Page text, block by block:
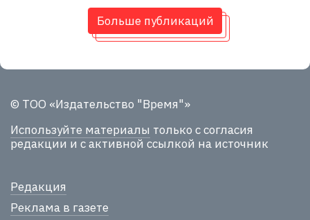
Больше публикаций
© ТОО «Издательство "Время"»
Используйте материалы только с согласия
редакции и с активной ссылкой на источник
Редакция
Реклама в газете